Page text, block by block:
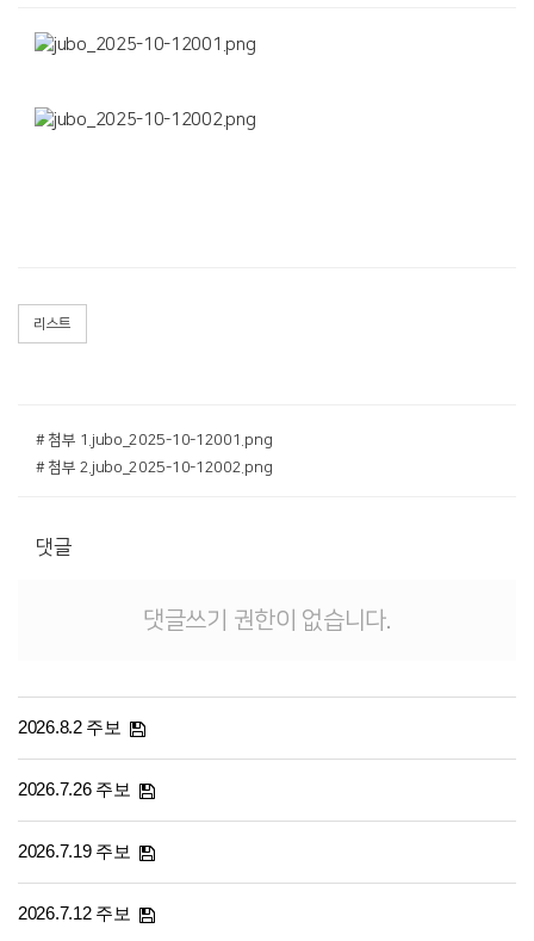
리스트
# 첨부 1.jubo_2025-10-12001.png
# 첨부 2.jubo_2025-10-12002.png
댓글
댓글쓰기 권한이 없습니다.
2026.8.2 주보
2026.7.26 주보
2026.7.19 주보
2026.7.12 주보